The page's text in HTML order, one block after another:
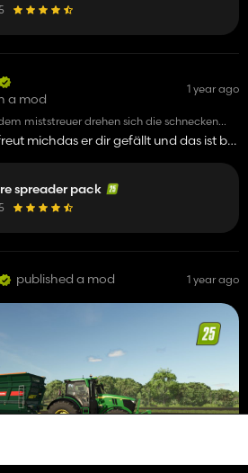
a mod
1 year ago
miststreuer drehen sich die schnecken
runde sonst geil also beim bergmann
michdas er dir gefällt und das ist bei
spreader pack
published a mod 1 year ago